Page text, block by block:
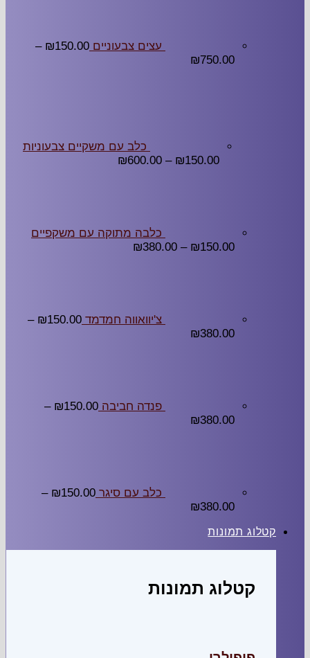
עצים צבעוניים ₪150.00
–
₪750.00
כלב עם משקיים צבעוניות
₪150.00
–
₪600.00
כלבה מתוקה עם משקפיים
₪150.00
–
₪380.00
צ'יוואווה חמדמד ₪150.00
–
₪380.00
פנדה חביבה ₪150.00
–
₪380.00
כלב עם סיגר ₪150.00
–
₪380.00
קטלוג תמונות
קטלוג תמונות